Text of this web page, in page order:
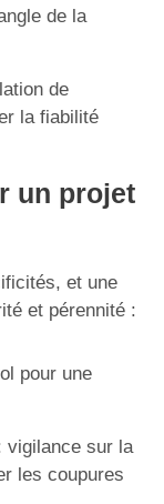
de la
de
la fiabilité
un projet
et une
et pérennité :
pour une
vigilance sur la
les coupures